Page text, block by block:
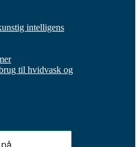
intelligens
til hvidvask og